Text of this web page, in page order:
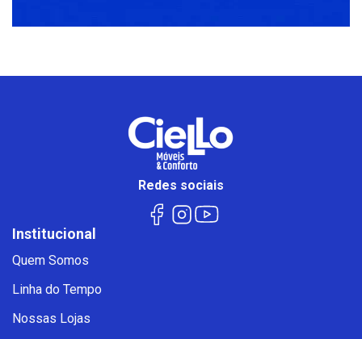
Redes sociais
Institucional
Quem Somos
Linha do Tempo
Nossas Lojas